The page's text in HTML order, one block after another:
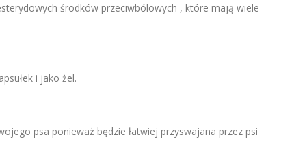
środków przeciwbólowych , które mają wiele
i jako żel.
psa ponieważ będzie łatwiej przyswajana przez psi